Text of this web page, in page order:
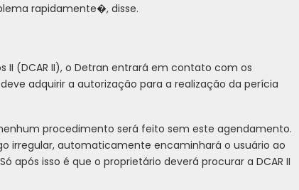
rapidamente�, disse.
II (DCAR II), o Detran entrará em contato com os
adquirir a autorização para a realização da perícia
procedimento será feito sem este agendamento.
irregular, automaticamente encaminhará o usuário ao
isso é que o proprietário deverá procurar a DCAR II